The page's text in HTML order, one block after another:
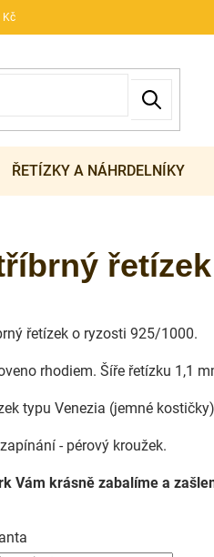
Kč
ŘETÍZKY A NÁHRDELNÍKY
řetízek o ryzosti 925/1000.
rhodiem. Šíře řetízku 1,1
typu Venezia (jemné
- pérový kroužek.
Vám krásně zabalíme a